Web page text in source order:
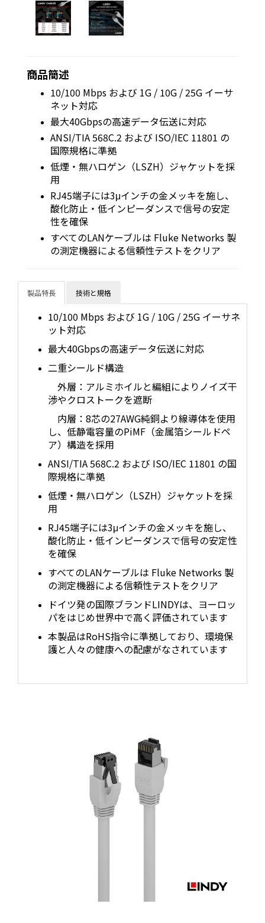
商品簡述
10/100 Mbps および 1G / 10G / 25G イーサ
ネット対応
最大40Gbpsの高速データ伝送に対応
ANSI/TIA 568C.2 および ISO/IEC 11801 の
国際規格に準拠
低煙・無ハロゲン（LSZH）ジャケットを採
用
RJ45端子には3μインチの金メッキを施し、
酸化防止・低インピーダンスで信号の安定
性を確保
すべてのLANケーブルは Fluke Networks 製
の測定機器による信頼性テストをクリア
製品特長 技術と規格
10/100 Mbps および 1G / 10G / 25G イーサネ
ット対応
最大40Gbpsの高速データ伝送に対応
二重シールド構造
外層：アルミホイルと編組によりノイズ干
渉やクロストークを遮断
内層：8芯の27AWG純銅より線導体を使用
し、低静電容量のPiMF（金属箔シールドペ
ア）構造を採用
ANSI/TIA 568C.2 および ISO/IEC 11801 の国
際規格に準拠
低煙・無ハロゲン（LSZH）ジャケットを採
用
RJ45端子には3μインチの金メッキを施し、
酸化防止・低インピーダンスで信号の安定性
を確保
すべてのLANケーブルは Fluke Networks 製
の測定機器による信頼性テストをクリア
ドイツ発の国際ブランドLINDYは、ヨーロッ
パをはじめ世界中で高く評価されています
本製品はRoHS指令に準拠しており、環境保
護と人々の健康への配慮がなされています